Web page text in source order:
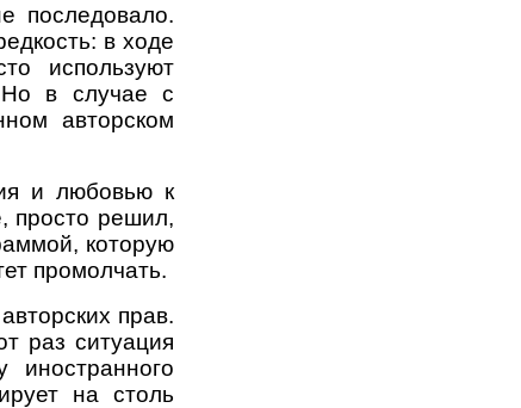
последовало.
в ходе
используют
Но в случае с
авторском
и любовью к
просто решил,
которую
промолчать.
прав.
раз ситуация
иностранного
на столь